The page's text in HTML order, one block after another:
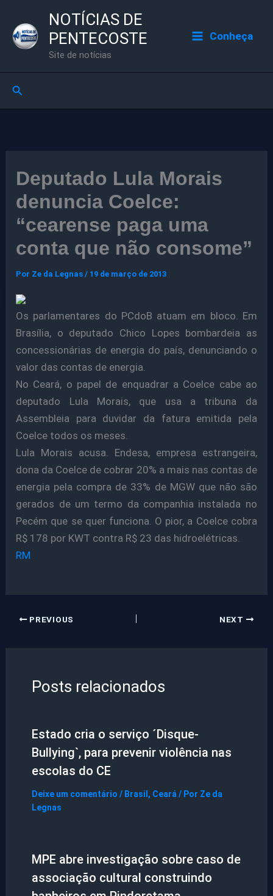
para
NOTÍCIAS DE
PENTECOSTE
Site de notícias
Conheça
Pesquisar
Deputado Lula Morais
denuncia Coelce:
“cearense paga uma
conta que não consome”
Por Ze da Legnas/ 19 de março de 2013
Os parlamentares do PCdoB atuam em bloco. Em
Brasília, o deputado Chico Lopes bombardeia as
concessionárias de energia do país, denunciando o
valor das contas de energia.
No Ceará, o papel de enquadrar a Coelce cabe ao
deputado Lula Morais, que usa a tribuna da
Assembleia para duvidar da fatura emitida pela
Coelce todos os meses.
Lula Morais acusa. Endesa, empresa estrangeira,
dona da Coelce de cobrar 20% a mais nas contas de
energia pela compra de 33% de MGW que não são
gerados de um termo da companhia instalada no
Pecém que se quer funciona. O pior, a Coelce cobra
R$ 178 por KWT contra R$ 23 das hidroelétricas.
RM
PREVIOUS NEXT
Posts relacionados
Estado cria o serviço ´Disque-
Bullying`, para prevenir violência nas
escolas do CE
Deixe um comentário / Brasil , Ceará / Por Ze da
Legnas
MPE abre investigação sobre caso de
associação cultural construindo